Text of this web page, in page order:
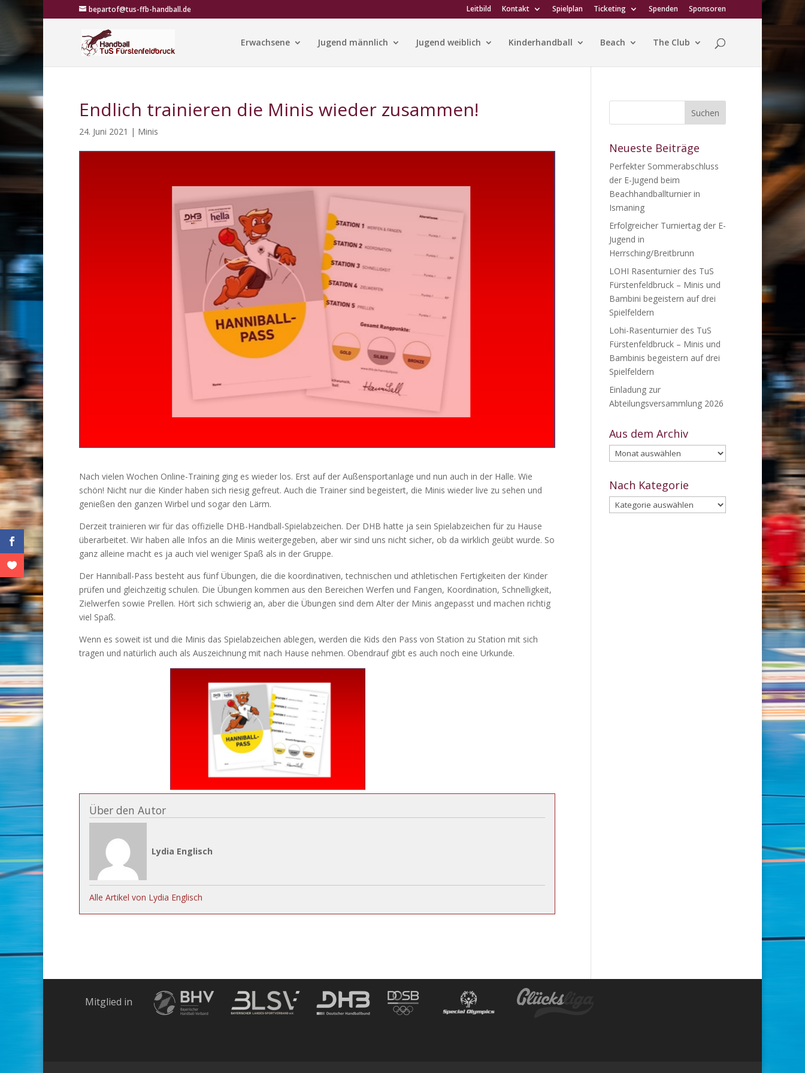
bepartof@tus-ffb-handball.de Leitbild Kontakt Spielplan Ticketing Spenden Sponsoren
Erwachsene Jugend männlich Jugend weiblich Kinderhandball Beach The Club
Endlich trainieren die Minis wieder zusammen!
24. Juni 2021 | Minis
Nach vielen Wochen Online-Training ging es wieder los. Erst auf der Außensportanlage und nun auch in der Halle. Wie
schön! Nicht nur die Kinder haben sich riesig gefreut. Auch die Trainer sind begeistert, die Minis wieder live zu sehen und
genießen den ganzen Wirbel und sogar den Lärm.
Derzeit trainieren wir für das offizielle DHB-Handball-Spielabzeichen. Der DHB hatte ja sein Spielabzeichen für zu Hause
überarbeitet. Wir haben alle Infos an die Minis weitergegeben, aber wir sind uns nicht sicher, ob da wirklich geübt wurde. So
ganz alleine macht es ja auch viel weniger Spaß als in der Gruppe.
Der Hanniball-Pass besteht aus fünf Übungen, die die koordinativen, technischen und athletischen Fertigkeiten der Kinder
prüfen und gleichzeitig schulen. Die Übungen kommen aus den Bereichen Werfen und Fangen, Koordination, Schnelligkeit,
Zielwerfen sowie Prellen. Hört sich schwierig an, aber die Übungen sind dem Alter der Minis angepasst und machen richtig
viel Spaß.
Wenn es soweit ist und die Minis das Spielabzeichen ablegen, werden die Kids den Pass von Station zu Station mit sich
tragen und natürlich auch als Auszeichnung mit nach Hause nehmen. Obendrauf gibt es auch noch eine Urkunde.
Über den Autor
Lydia Englisch
Alle Artikel von Lydia Englisch
Neueste Beiträge
Perfekter Sommerabschluss
der E-Jugend beim
Beachhandballturnier in
Ismaning
Erfolgreicher Turniertag der E-
Jugend in
Herrsching/Breitbrunn
LOHI Rasenturnier des TuS
Fürstenfeldbruck – Minis und
Bambini begeistern auf drei
Spielfeldern
Lohi-Rasenturnier des TuS
Fürstenfeldbruck – Minis und
Bambinis begeistern auf drei
Spielfeldern
Einladung zur
Abteilungsversammlung 2026
Aus dem Archiv
Aus
dem
Archiv
Nach Kategorie
Nach
Kategorie
Mitglied in